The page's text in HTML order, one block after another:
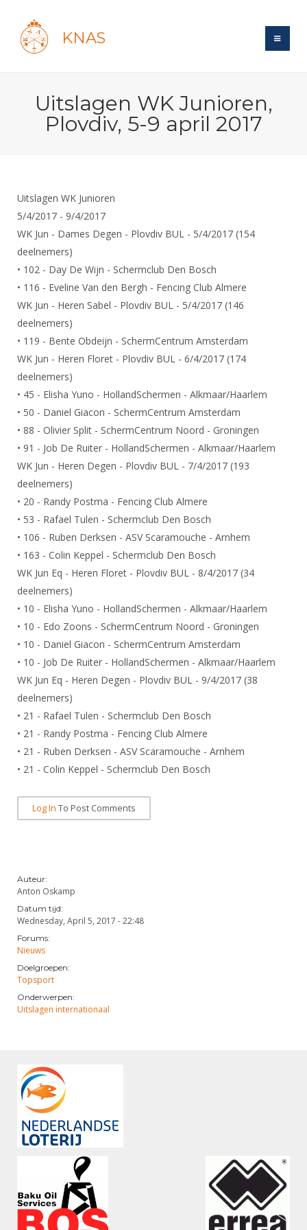
KNAS
Forums
Maandelijks archief
Evenement
Website
Gebruiksvoorwaarden
Handleiding
Historie
Bond
Tarieven
Reglementen
Ledencijfers
Sponsors en Partners
Organisatie
Bestuur
Ereleden
Leden van Verdiensten
Vacatures
Bondsbureau
Contact
Medewerkers
Samenwerking
Formulieren
Nieuws
Verenigingsondersteuning
Witte Vlekkenplan
Oprichting Vereniging
Overschrijven leden
Schermen
Recreatiesport
Veteranen
Lichtzwaardschermen
Wedstrijdsport
Ranglijsten
Reglementen
Materiaal
Schermpaspoort
Rolstoelschermen
Wedstrijdkalender
KNAS Keurmerk
NK's
JPT
JEC
Veteranenwedstrijden
Wedstrijdorganisatie
Nieuws
Aanvragen van scheidsrechters
Import inschrijvingen uit Nahouw
Verwerk wedstrijduitslagen
NK organiseren
Promotie en logo
Wat is topsport
Nieuws
NK's
Oranje
DBT
FBT
SBT
Talentontwikkeling
Internationale Titeltoernooien
Internationale aanmeldingen
Informatie
Voor de jeugd
Spreekbeurtpakket
Ouders en vereniging
Jeugdkampen
Brassardsysteem
Voor coaches en leraren
Nieuws
Nationale opleidingen
Internationale opleidingen
Opleidingen
Leraar
Nieuws
Scheidsrechterslijst
Scheidsrechter Documentatie
Opleidingen
Tuchtzaken
Archief
Infotheek
Bibliotheek
ALV
Forums
Schermforum
Nieuws
Zoek Vereniging
Contact
NK organiseren
Uitslagen WK Junioren,
Plovdiv, 5-9 april 2017
Uitslagen WK Junioren
5/4/2017 - 9/4/2017
WK Jun - Dames Degen - Plovdiv BUL - 5/4/2017 (154
deelnemers)
• 102 - Day De Wijn - Schermclub Den Bosch
• 116 - Eveline Van den Bergh - Fencing Club Almere
WK Jun - Heren Sabel - Plovdiv BUL - 5/4/2017 (146
deelnemers)
• 119 - Bente Obdeijn - SchermCentrum Amsterdam
WK Jun - Heren Floret - Plovdiv BUL - 6/4/2017 (174
deelnemers)
• 45 - Elisha Yuno - HollandSchermen - Alkmaar/Haarlem
• 50 - Daniel Giacon - SchermCentrum Amsterdam
• 88 - Olivier Split - SchermCentrum Noord - Groningen
• 91 - Job De Ruiter - HollandSchermen - Alkmaar/Haarlem
WK Jun - Heren Degen - Plovdiv BUL - 7/4/2017 (193
deelnemers)
• 20 - Randy Postma - Fencing Club Almere
• 53 - Rafael Tulen - Schermclub Den Bosch
• 106 - Ruben Derksen - ASV Scaramouche - Arnhem
• 163 - Colin Keppel - Schermclub Den Bosch
WK Jun Eq - Heren Floret - Plovdiv BUL - 8/4/2017 (34
deelnemers)
• 10 - Elisha Yuno - HollandSchermen - Alkmaar/Haarlem
• 10 - Edo Zoons - SchermCentrum Noord - Groningen
• 10 - Daniel Giacon - SchermCentrum Amsterdam
• 10 - Job De Ruiter - HollandSchermen - Alkmaar/Haarlem
WK Jun Eq - Heren Degen - Plovdiv BUL - 9/4/2017 (38
deelnemers)
• 21 - Rafael Tulen - Schermclub Den Bosch
• 21 - Randy Postma - Fencing Club Almere
• 21 - Ruben Derksen - ASV Scaramouche - Arnhem
• 21 - Colin Keppel - Schermclub Den Bosch
Log In To Post Comments
Auteur:
Anton Oskamp
Datum tijd:
Wednesday, April 5, 2017 - 22:48
Forums:
Nieuws
Doelgroepen:
Topsport
Onderwerpen:
Uitslagen internationaal